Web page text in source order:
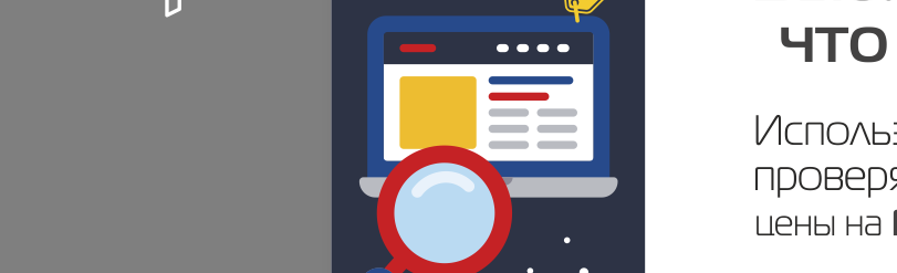
Металлорукав в ПВХ оболочке
Р3-СЛП-МБМр-НГ-32 (25м/уп)
Промрукав
Под заказ
Металлорукав в ПВХ оболочке
Р3-СЛП-МБМр-НГ-38 (25м/уп)